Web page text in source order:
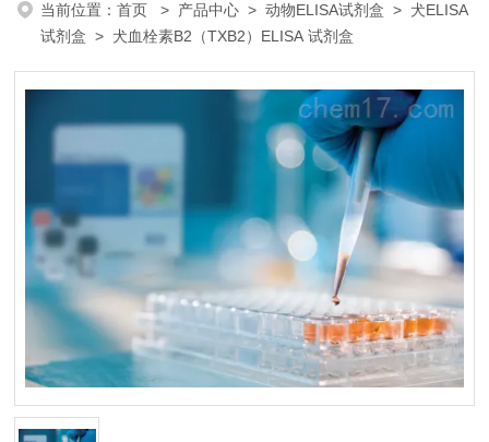
当前位置：首页 > 产品中心 >动物ELISA试剂盒 > 犬ELISA
试剂盒 > 犬血栓素B2（TXB2）ELISA 试剂盒